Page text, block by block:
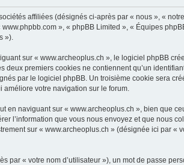
affiliées (désignés ci-après par « nous », «
», « phpBB Limited », « Équipes
»).
sur « www.archeoplus.ch », le logiciel phpBB
premiers cookies ne contiennent qu’un
par le logiciel phpBB. Un troisième cookie sera
votre navigation sur le forum.
en naviguant sur « www.archeoplus.ch », bien que
l’information que vous nous envoyez et que nous
sur « www.archeoplus.ch » (désignée ici par
par « votre nom d’utilisateur »), un mot de passe